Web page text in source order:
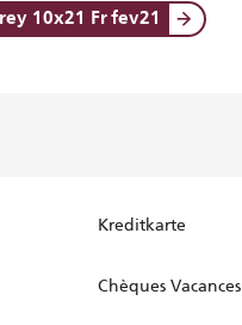
10x21 Fr fev21
Kreditkarte
Chèques Vacances